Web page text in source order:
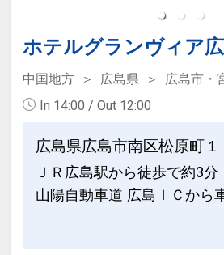
・平和記念公園・原爆ド
【駐車場料金改定のお知
・2024年12月31日まで 1
（地下駐車場90台・高さ
00以降のご利用の場合は
連絡ください）
設定期間：2021年12月
ト広場）（徒歩約1分）
・シミントひろしま（商業
約1分）
・そごう広島店、NTTク
セーラ（徒歩約1分）
・広島グリーンアリーナ
・広島城（徒歩約8分）
・ひろしま美術館（徒歩約
・県庁（徒歩約2分）
ホテルグランヴィア
中国地方 広島県 広島市・
In 14:00 / Out 12:00
広島県広島市南区松原町１
ＪＲ広島駅から徒歩で約3分
山陽自動車道 広島ＩＣから